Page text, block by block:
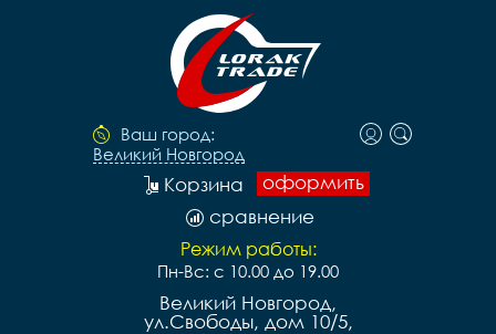
Ваш город:
Великий Новгород
оформить
Корзина
сравнение
Режим работы:
Пн-Вс: с 10.00 до 19.00
Великий Новгород,
ул.Свободы, дом 10/5,